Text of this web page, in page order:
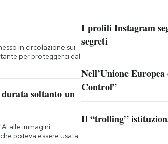
in circolazione sui
per proteggerci dal
soltanto un
alle immagini
poteva essere usata
I profili Instagram
segreti
Nell’Unione
Control”
Il “trolling”